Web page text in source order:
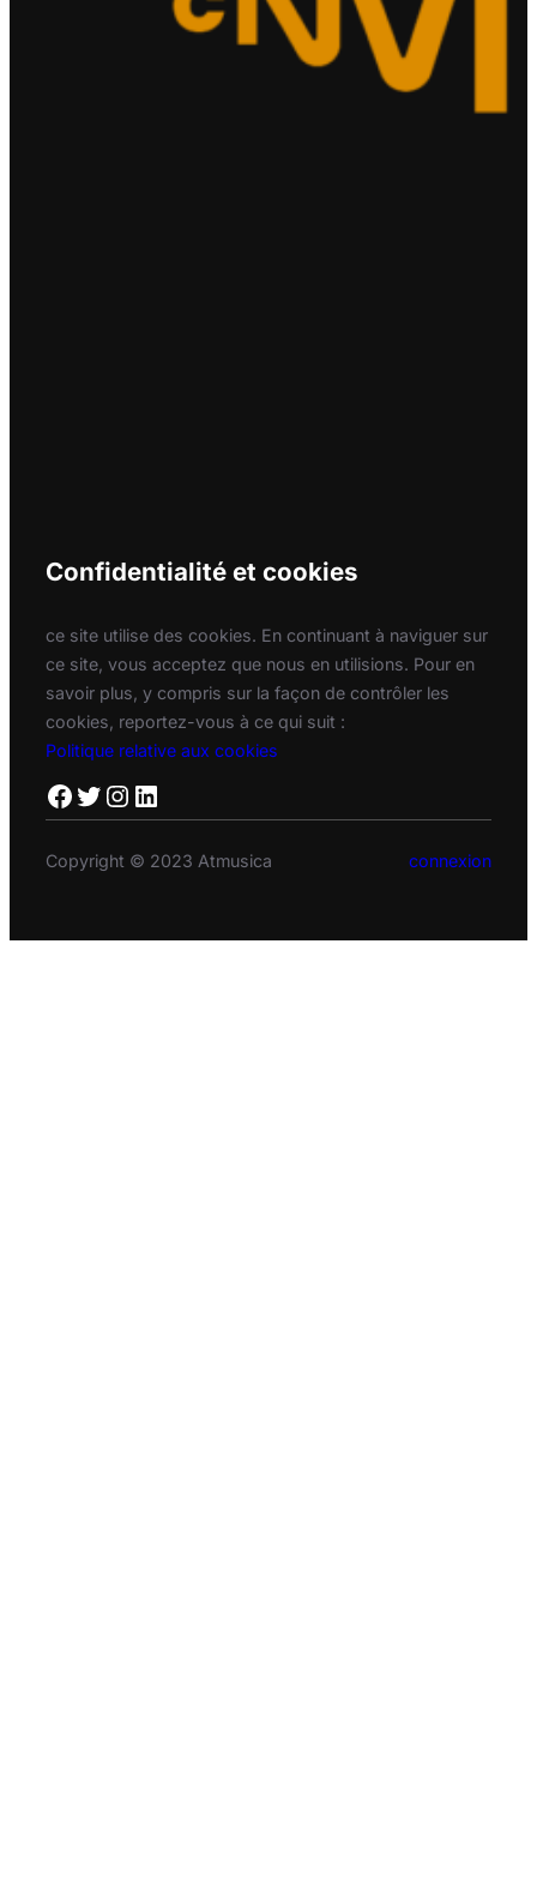
Confidentialité et cookies
ce site utilise des cookies. En continuant à naviguer sur
ce site, vous acceptez que nous en utilisions. Pour en
savoir plus, y compris sur la façon de contrôler les
cookies, reportez-vous à ce qui suit :
Politique relative aux cookies
Facebook Twitter Instagram LinkedIn
Copyright © 2023 Atmusica connexion